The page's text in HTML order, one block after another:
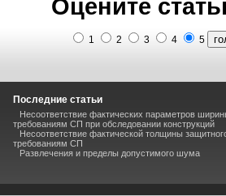
Оцените
1 2 3 4 5
Последние статьи
Несоответствие фактических параметров
требованиям СП при обследовании конструкций
Несоответствие фактической толщины
требованиям СП
Развлечения и пределы допустимого шума